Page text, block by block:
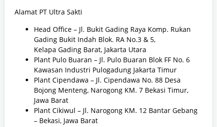
Alamat PT Ultra Sakti
Head Office – Jl. Bukit Gading Raya Komp. Rukan
Gading Bukit Indah Blok. RA No.3 & 5,
Kelapa Gading Barat, Jakarta Utara
Plant Pulo Buaran – Jl. Pulo Buaran Blok FF No. 6
Kawasan Industri Pulogadung Jakarta Timur
Plant Cipendawa – Jl. Cipendawa No. 88 Desa
Bojong Menteng, Narogong KM. 7 Bekasi Timur,
Jawa Barat
Plant Cikiwul – Jl. Narogong KM. 12 Bantar Gebang
– Bekasi, Jawa Barat